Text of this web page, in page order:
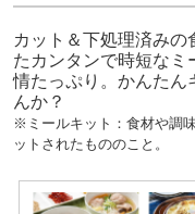
カット＆下処理済みの
たカンタンで時短なミ
情たっぷり。かんたん
んか？
※ミールキット： 食材や調
ットされたもののこと。